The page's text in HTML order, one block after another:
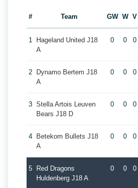
# Team GW W V
1
Hageland United J18
A
0 0 0
2
Dynamo Bertem J18
A
0 0 0
3 Stella Artois Leuven
Bears J18 D
0 0 0
4
Betekom Bullets J18
A
0 0 0
5
Red Dragons
Huldenberg J18 A
0 0 0